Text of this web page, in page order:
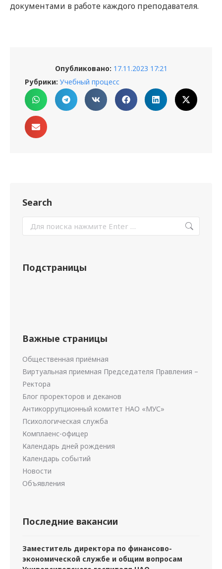
документами в работе каждого преподавателя.
Опубликовано: 17.11.2023 17:21
Рубрики: Учебный процесс
Search
Подстраницы
Важные страницы
Общественная приёмная
Виртуальная приемная Председателя Правления –
Ректора
Блог проректоров и деканов
Антикоррупционный комитет НАО «МУС»
Психологическая служба
Комплаенс-офицер
Календарь дней рождения
Календарь событий
Новости
Объявления
Последние вакансии
Заместитель директора по финансово-
экономической службе и общим вопросам